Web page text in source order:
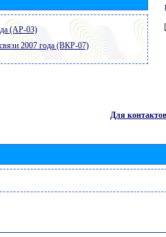
(АР-03)
2007 года (ВКР-07)
Для контактов